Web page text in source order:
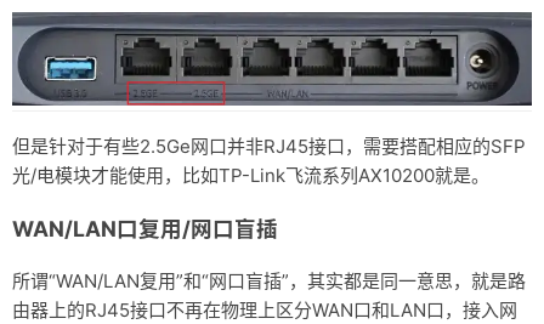
但是针对于有些2.5Ge网口并非RJ45接口，需要搭配相应的SFP
光/电模块才能使用，比如TP-Link飞流系列AX10200就是。
WAN/LAN口复用/网口盲插
所谓“WAN/LAN复用”和“网口盲插”，其实都是同一意思，就是路
由器上的RJ45接口不再在物理上区分WAN口和LAN口，接入网